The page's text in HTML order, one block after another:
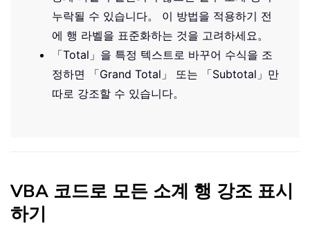
누락될 수 있습니다。 이 방법을 적용하기 전
에 행 라벨을 표준화하는 것을 고려하세요。
「Total」을 특정 텍스트로 바꾸어 수식을 조
정하면 「Grand Total」 또는 「Subtotal」만
따로 강조할 수 있습니다。
VBA 코드로 모든 소계 행 강조 표시
하기